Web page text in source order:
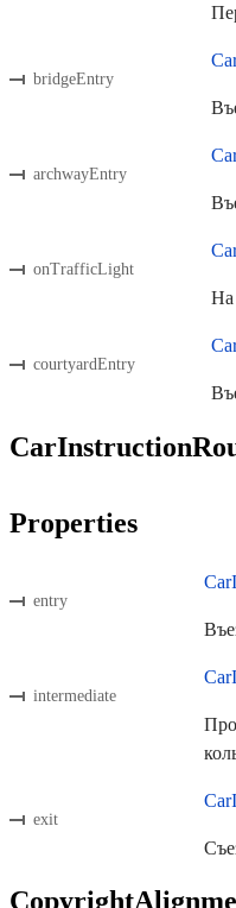
bridgeEntry
archwayEntry
onTrafficLight
На
courtyardEntry
Properties
entry
intermediate
exit